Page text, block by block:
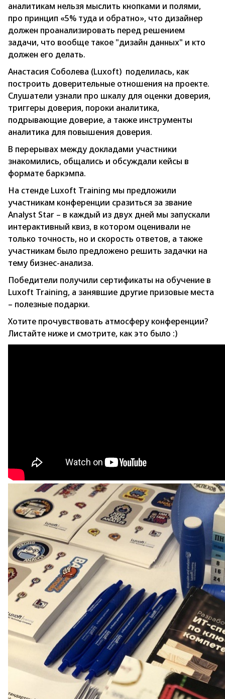
аналитикам нельзя мыслить кнопками и полями,
про принцип «5% туда и обратно», что дизайнер
должен проанализировать перед решением
задачи, что вообще такое "дизайн данных" и кто
должен его делать.
Анастасия Соболева (Luxoft) поделилась, как
построить доверительные отношения на проекте.
Слушатели узнали про шкалу для оценки доверия,
триггеры доверия, пороки аналитика,
подрывающие доверие, а также инструменты
аналитика для повышения доверия.
В перерывах между докладами участники
знакомились, общались и обсуждали кейсы в
формате баркэмпа.
На стенде Luxoft Training мы предложили
участникам конференции сразиться за звание
Analyst Star – в каждый из двух дней мы запускали
интерактивный квиз, в котором оценивали не
только точность, но и скорость ответов, а также
участникам было предложено решить задачки на
тему бизнес-анализа.
Победители получили сертификаты на обучение в
Luxoft Training, а занявшие другие призовые места
– полезные подарки.
Хотите прочувствовать атмосферу конференции?
Листайте ниже и смотрите, как это было :)